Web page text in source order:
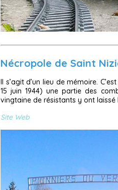
Nécropole de Saint
Il s’agit d’un lieu de mémoire.
15 juin 1944) une partie des
vingtaine de résistants y ont laissé
Site Web